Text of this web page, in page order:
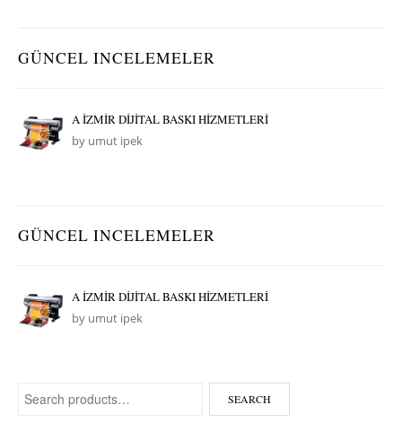
GÜNCEL INCELEMELER
A İZMİR DİJİTAL BASKI HİZMETLERİ
by umut ipek
GÜNCEL INCELEMELER
A İZMİR DİJİTAL BASKI HİZMETLERİ
by umut ipek
Search for: SEARCH